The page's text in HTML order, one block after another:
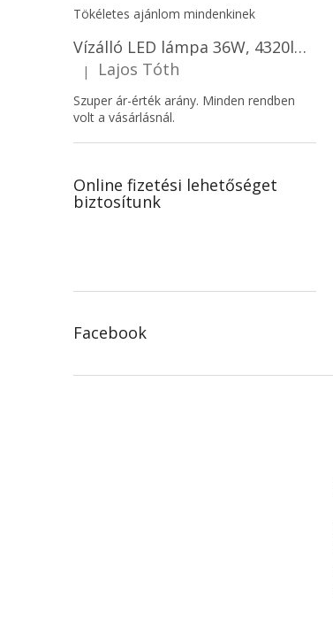
Tökéletes ajánlom mindenkinek
Vízálló LED lámpa 36W, 4320lm (120lm/W), IP65, 120cm, 5+7 gratis!
A termék értékelése 5-ből 5 csillag.
| Lajos Tóth
Szuper ár-érték arány. Minden rendben
volt a vásárlásnál.
Online fizetési lehetőséget
biztosítunk
Facebook